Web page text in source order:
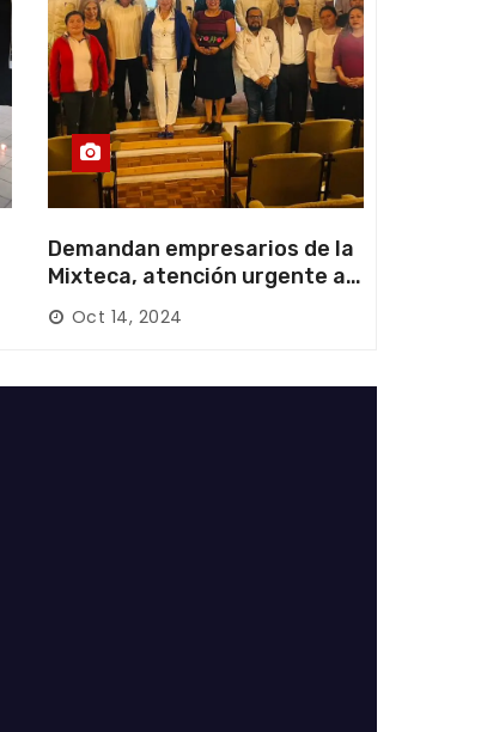
Demandan empresarios de la
Mixteca, atención urgente a
las carreteras locales y
federales
Oct 14, 2024